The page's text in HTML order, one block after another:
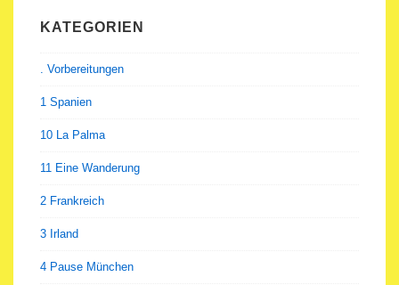
KATEGORIEN
. Vorbereitungen
1 Spanien
10 La Palma
11 Eine Wanderung
2 Frankreich
3 Irland
4 Pause München